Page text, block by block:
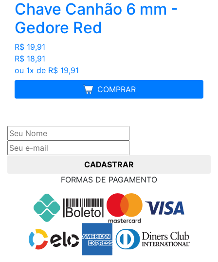
Chave Canhão 6 mm -
Gedore Red
R$ 19,91
R$ 18,91
ou 1x de R$ 19,91
COMPRAR
MELHOR PREÇO
CADASTRAR
FORMAS DE PAGAMENTO